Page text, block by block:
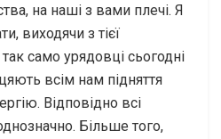
на наші з вами плечі. Я
виходячи з тієї
так само урядовці сьогодні
всім нам підняття
Відповідно всі
Більше того,